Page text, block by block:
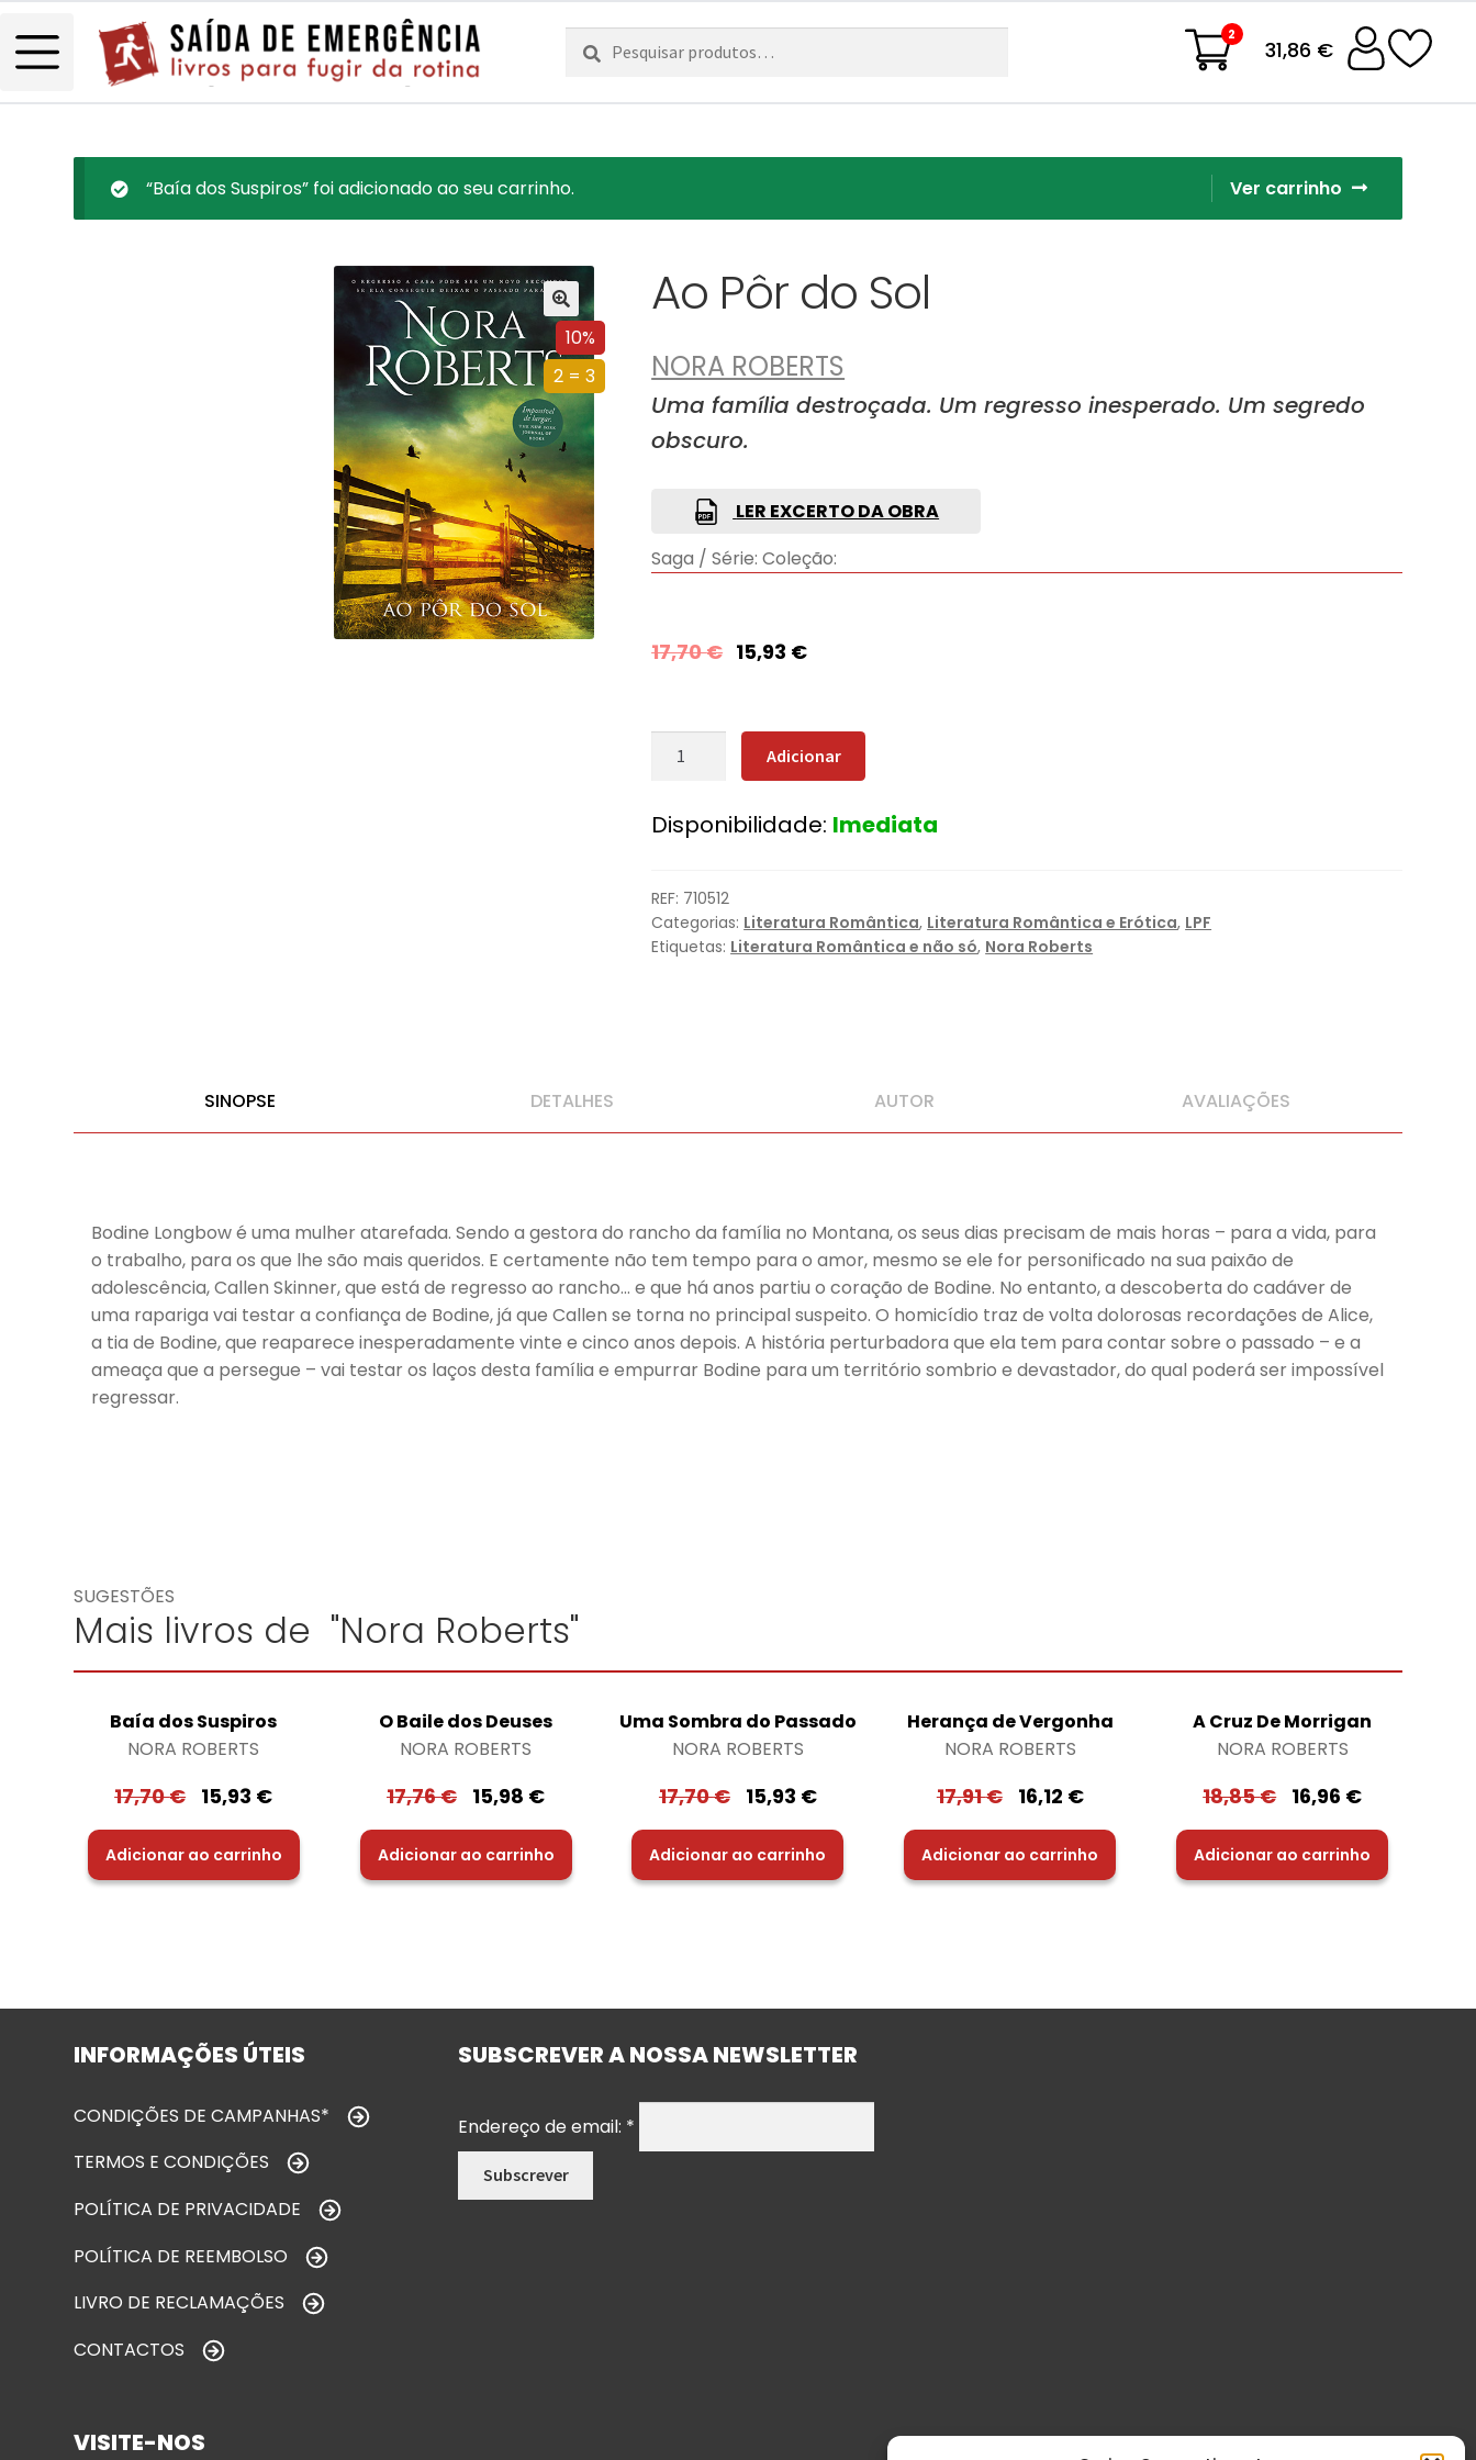
Pesquisar
por:
Pesquisa 2
31,86 €
Ver carrinho
“Baía dos Suspiros” foi adicionado ao seu carrinho.
10%
2 = 3
Ao Pôr do Sol
NORA ROBERTS
Uma família destroçada. Um regresso inesperado. Um segredo
obscuro.
LER EXCERTO DA OBRA
Saga / Série: Coleção:
17,70€ 15,93 €
Quantidade
Pôr
Adicionar
Disponibilidade: Imediata
REF: 710512
Categorias: Literatura Romântica, Literatura Romântica e Erótica, LPF
Etiquetas: Literatura Romântica e não só, Nora Roberts
SINOPSE DETALHES AUTOR AVALIAÇÕES
Bodine Longbow é uma mulher atarefada. Sendo a gestora do rancho da família no Montana, os seus dias precisam de mais horas – para a vida, para
o trabalho, para os que lhe são mais queridos. E certamente não tem tempo para o amor, mesmo se ele for personificado na sua paixão de
adolescência, Callen Skinner, que está de regresso ao rancho… e que há anos partiu o coração de Bodine. No entanto, a descoberta do cadáver de
uma rapariga vai testar a confiança de Bodine, já que Callen se torna no principal suspeito. O homicídio traz de volta dolorosas recordações de Alice,
a tia de Bodine, que reaparece inesperadamente vinte e cinco anos depois. A história perturbadora que ela tem para contar sobre o passado – e a
ameaça que a persegue – vai testar os laços desta família e empurrar Bodine para um território sombrio e devastador, do qual poderá ser impossível
regressar.
SUGESTÕES
Mais livros de "Nora Roberts"
Baía dos Suspiros
NORA ROBERTS
17,70€ 15,93 €
Adicionar ao carrinho
O Baile dos Deuses
NORA ROBERTS
17,76€ 15,98 €
Adicionar ao carrinho
Uma Sombra do Passado
NORA ROBERTS
17,70€ 15,93 €
Adicionar ao carrinho
Herança de Vergonha
NORA ROBERTS
17,91€ 16,12 €
Adicionar ao carrinho
A Cruz De Morrigan
NORA ROBERTS
18,85€ 16,96 €
Adicionar ao carrinho
INFORMAÇÕES ÚTEIS
CONDIÇÕES DE CAMPANHAS*
TERMOS E CONDIÇÕES
POLÍTICA DE PRIVACIDADE
POLÍTICA DE REEMBOLSO
LIVRO DE RECLAMAÇÕES
CONTACTOS
SUBSCREVER A NOSSA NEWSLETTER
Endereço de email: *
VISITE-NOS